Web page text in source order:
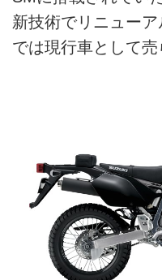
新技術でリニュー
では現行車として売